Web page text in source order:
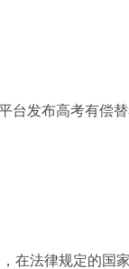
发布高考有偿替
法律规定的国家